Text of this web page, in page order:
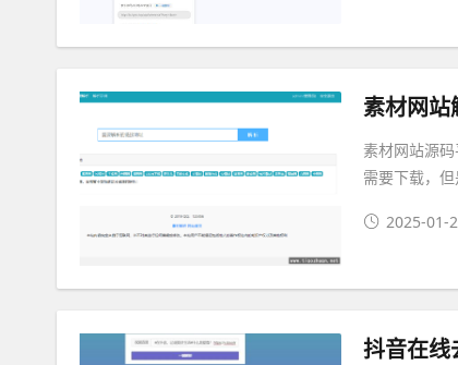
素材网站
素材网站源
需要下载，
2025-01-
抖音在线